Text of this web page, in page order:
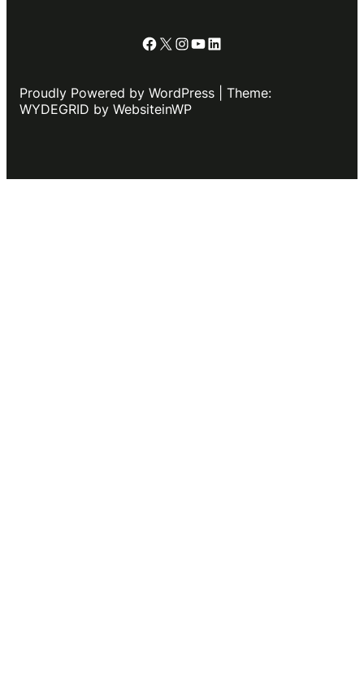
Facebook
X Instagram
YouTube
LinkedIn
Proudly Powered by WordPress | Theme:
WYDEGRID by WebsiteinWP